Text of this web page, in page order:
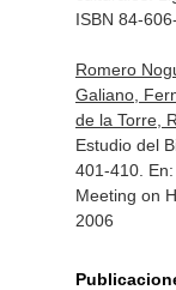
ISBN 84-
Romero
Galiano,
de la Torre,
Estudio del
401-410.
Meeting on
2006